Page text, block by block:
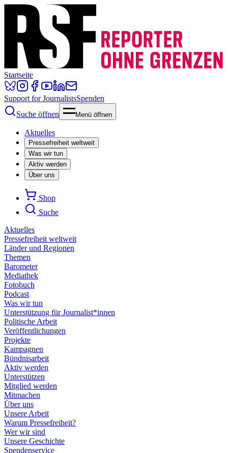
Startseite
Support for JournalistsSpenden
Suche öffnen
Menü öffnen
Aktuelles
Pressefreiheit weltweit
Was wir tun
Aktiv werden
Über uns
Shop
Suche
Aktuelles
Pressefreiheit weltweit
Länder und Regionen
Themen
Barometer
Mediathek
Fotobuch
Podcast
Was wir tun
Unterstützung für Journalist*innen
Politische Arbeit
Veröffentlichungen
Projekte
Kampagnen
Bündnisarbeit
Aktiv werden
Unterstützen
Mitglied werden
Mitmachen
Über uns
Unsere Arbeit
Warum Pressefreiheit?
Wer wir sind
Unsere Geschichte
Spendenservice